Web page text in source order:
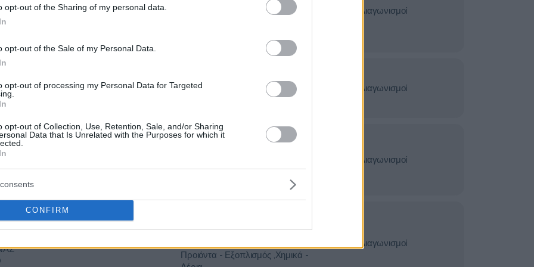
opt-out of the Sharing of my personal data.
opt-out of the Sale of my Personal Data.
opt-out of processing my Personal Data for Targeted
opt-out of Collection, Use, Retention, Sale, and/or Sharing
Data that Is Unrelated with the Purposes for which it
CONFIRM
22/09/2026 279.000,00 €
Φαρμακευτικές Υπηρεσίες -
Διαγωνισμοί
31/08/2026 35.960,00 €
Τηλεπικοινωνίες ,Πολυμέσα (
Multimedia) - Ήχος - Εικόνα
Διαγωνισμοί
Προιόντα - Εξοπλισμός
Διαγωνισμοί
Εξοπλισμός,Υγεία - Νοσηλευτικές &
Προιόντα - Εξοπλισμός ,Χημικά -
Διαγωνισμοί